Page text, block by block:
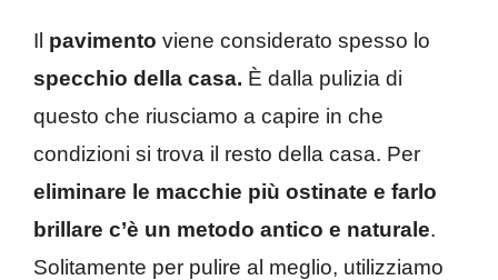
Il pavimento viene considerato spesso lo
specchio della casa. È dalla pulizia di
questo che riusciamo a capire in che
condizioni si trova il resto della casa. Per
eliminare le macchie più ostinate e farlo
brillare c’è un metodo antico e naturale.
Solitamente per pulire al meglio, utilizziamo